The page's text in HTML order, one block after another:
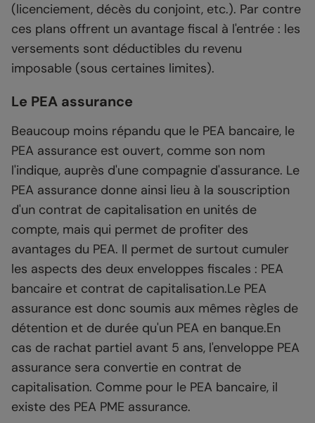
(licenciement, décès du conjoint, etc.). Par contre
ces plans offrent un avantage fiscal à l'entrée : les
versements sont déductibles du revenu
imposable (sous certaines limites).
Le PEA assurance
Beaucoup moins répandu que le PEA bancaire, le
PEA assurance est ouvert, comme son nom
l'indique, auprès d'une compagnie d'assurance. Le
PEA assurance donne ainsi lieu à la souscription
d'un contrat de capitalisation en unités de
compte, mais qui permet de profiter des
avantages du PEA. Il permet de surtout cumuler
les aspects des deux enveloppes fiscales : PEA
bancaire et contrat de capitalisation.Le PEA
assurance est donc soumis aux mêmes règles de
détention et de durée qu'un PEA en banque.En
cas de rachat partiel avant 5 ans, l'enveloppe PEA
assurance sera convertie en contrat de
capitalisation. Comme pour le PEA bancaire, il
existe des PEA PME assurance.